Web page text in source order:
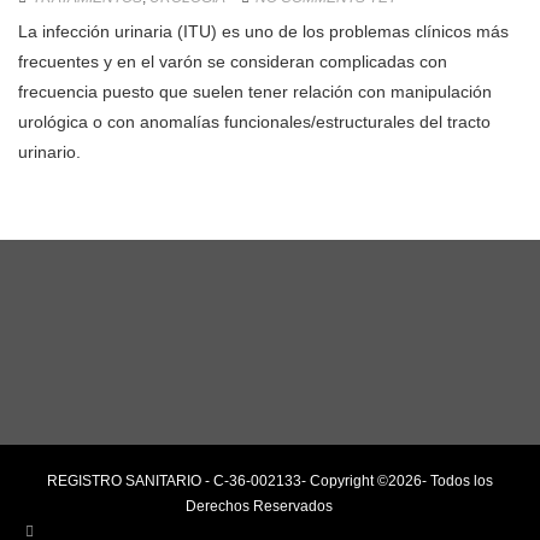
La infección urinaria (ITU) es uno de los problemas clínicos más
frecuentes y en el varón se consideran complicadas con
frecuencia puesto que suelen tener relación con manipulación
urológica o con anomalías funcionales/estructurales del tracto
urinario.
REGISTRO SANITARIO - C-36-002133- Copyright ©2026- Todos los
Derechos Reservados